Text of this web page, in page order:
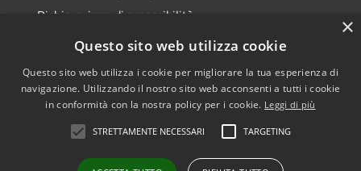
Dichiarazione di accessibilità
Obiettivi di acessibilità
Accessibilità
Copyright © 2026 • Comune di
Voghera • Powered by
Municipium•
×
Questo sito web utilizza cookie
Questo sito web utilizza i cookie per migliorare la tua esperienza di
navigazione. Utilizzando il nostro sito web acconsenti a tutti i cookie
in conformità con la nostra policy per i cookie. Leggi di più
STRETTAMENTE NECESSARI TARGETING